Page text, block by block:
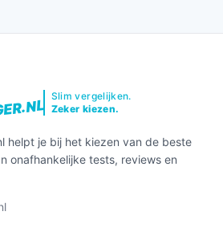
Slim vergelijken.
Zeker kiezen.
helpt je bij het kiezen van de beste
onafhankelijke tests, reviews en